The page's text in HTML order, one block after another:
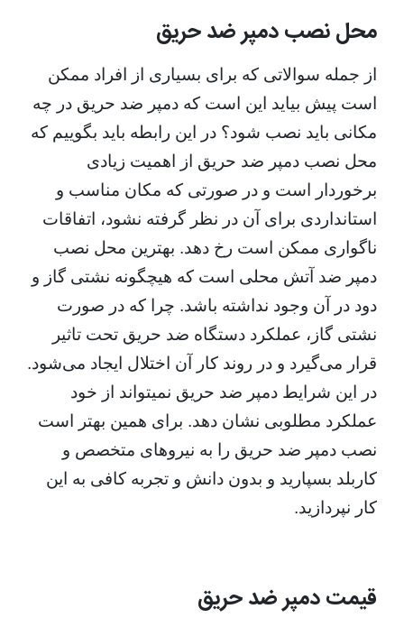
محل نصب دمپر ضد حریق
از جمله سوالاتی که برای بسیاری از افراد ممکن
است پیش بیاید این است که دمپر ضد حریق در چه
مکانی باید نصب شود؟ در این رابطه باید بگوییم که
محل نصب دمپر ضد حریق از اهمیت زیادی
برخوردار است و در صورتی که مکان مناسب و
استانداردی برای آن در نظر گرفته نشود، اتفاقات
ناگواری ممکن است رخ دهد. بهترین محل نصب
دمپر ضد آتش محلی است که هیچگونه نشتی گاز و
دود در آن وجود نداشته باشد. چرا که در صورت
نشتی گاز، عملکرد دستگاه ضد حریق تحت تاثیر
قرار می‌گیرد و در روند کار آن اختلال ایجاد می‌شود.
در این شرایط دمپر ضد حریق نمیتواند از خود
عملکرد مطلوبی نشان دهد. برای همین بهتر است
نصب دمپر ضد حریق را به نیروهای متخصص و
کاربلد بسپارید و بدون دانش و تجربه کافی به این
کار نپردازید.
قیمت دمپر ضد حریق